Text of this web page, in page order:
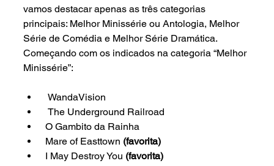
vamos destacar apenas as três categorias
principais: Melhor Minissérie ou Antologia, Melhor
Série de Comédia e Melhor Série Dramática.
Começando com os indicados na categoria “Melhor
Minissérie”:
  WandaVision
  The Underground Railroad
O Gambito da Rainha
Mare of Easttown (favorita)
I May Destroy You (favorita)